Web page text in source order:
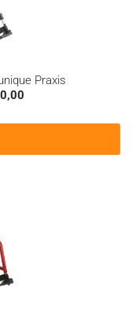
Praxis